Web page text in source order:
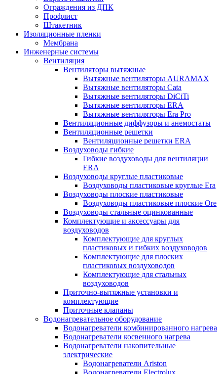
Ограждения из ДПК
Профлист
Штакетник
Изоляционные пленки
Мембрана
Инженерные системы
Вентиляция
Вентиляторы вытяжные
Вытяжные вентиляторы AURAMAX
Вытяжные вентиляторы Cata
Вытяжные вентиляторы DiCiTi
Вытяжные вентиляторы ERA
Вытяжные вентиляторы Era Pro
Вентиляционные диффузоры и анемостаты
Вентиляционные решетки
Вентиляционные решетки ERA
Воздуховоды гибкие
Гибкие воздуховоды для вентиляции
ERA
Воздуховоды круглые пластиковые
Воздуховоды пластиковые круглые Era
Воздуховоды плоские пластиковые
Воздуховоды пластиковые плоские Ore
Воздуховоды стальные оцинкованные
Комплектующие и аксессуары для
воздуховодов
Комплектующие для круглых
пластиковых и гибких воздуховодов
Комплектующие для плоских
пластиковых воздуховодов
Комплектующие для стальных
воздуховодов
Приточно-вытяжные установки и
комплектующие
Приточные клапаны
Водонагревательное оборудование
Водонагреватели комбинированного нагрева
Водонагреватели косвенного нагрева
Водонагреватели накопительные
электрические
Водонагреватели Ariston